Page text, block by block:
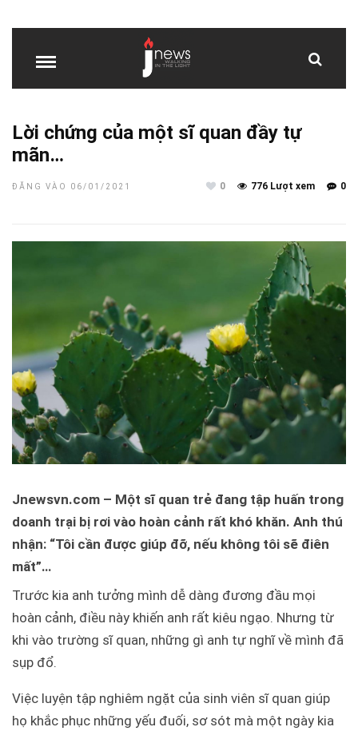
Lời chứng của một sĩ quan đầy tự
mãn…
ĐĂNG VÀO 06/01/2021 0
776 Lượt xem
0
Jnewsvn.com – Một sĩ quan trẻ đang tập huấn trong
doanh trại bị rơi vào hoàn cảnh rất khó khăn. Anh thú
nhận: “Tôi cần được giúp đỡ, nếu không tôi sẽ điên
mất”…
Trước kia anh tưởng mình dễ dàng đương đầu mọi
hoàn cảnh, điều này khiến anh rất kiêu ngạo. Nhưng từ
khi vào trường sĩ quan, những gì anh tự nghĩ về mình đã
sụp đổ.
Việc luyện tập nghiêm ngặt của sinh viên sĩ quan giúp
họ khắc phục những yếu đuối, sơ sót mà một ngày kia